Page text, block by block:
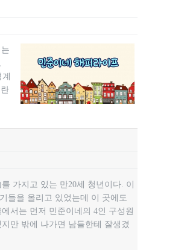
가지고 있는 만20세 청년이다. 이
들을 올리고 있었는데 이 곳에도
서는 먼저 민준이네의 4인 구성원
만 밖에 나가면 남들한테 잘생겼